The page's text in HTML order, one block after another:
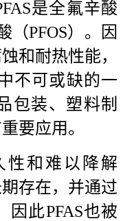
是全氟辛酸
（PFOS）。因
和耐热性能，
不可或缺的一
包装、塑料制
要应用。
性和难以降解
存在，并通过
因此PFAS也被